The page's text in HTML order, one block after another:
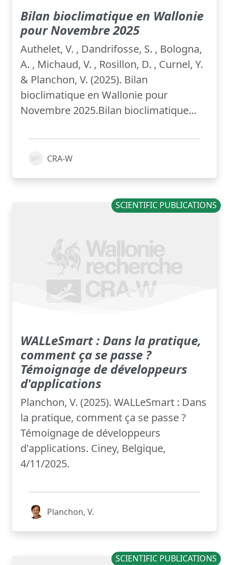
Bilan bioclimatique en Wallonie
pour Novembre 2025
Authelet, V. , Dandrifosse, S. , Bologna,
A. , Michaud, V. , Rosillon, D. , Curnel, Y.
& Planchon, V. (2025). Bilan
bioclimatique en Wallonie pour
Novembre 2025.Bilan bioclimatique...
CRA-W
SCIENTIFIC PUBLICATIONS
WALLeSmart : Dans la pratique,
comment ça se passe ?
Témoignage de développeurs
d'applications
Planchon, V. (2025). WALLeSmart : Dans
la pratique, comment ça se passe ?
Témoignage de développeurs
d'applications. Ciney, Belgique,
4/11/2025.
Planchon, V.
SCIENTIFIC PUBLICATIONS